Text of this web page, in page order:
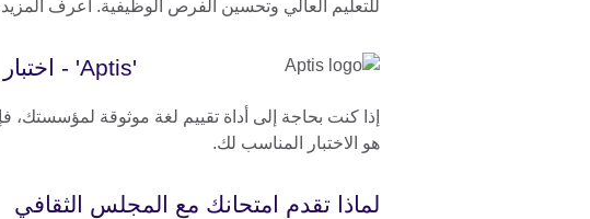
للتعليم العالي وتحسين الفرص الوظيفية. اعرف
'Aptis' - اختبار اللغة الإنجليزية للمؤسسات
هو الاختبار المناسب لك.
لماذا تقدم امتحانك مع المجلس الثقافي